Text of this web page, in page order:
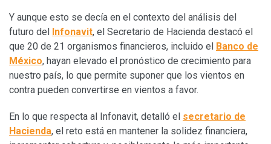
Y aunque esto se decía en el contexto del análisis del
futuro del Infonavit, el Secretario de Hacienda destacó el
que 20 de 21 organismos financieros, incluido el Banco de
México, hayan elevado el pronóstico de crecimiento para
nuestro país, lo que permite suponer que los vientos en
contra pueden convertirse en vientos a favor.
En lo que respecta al Infonavit, detalló el secretario de
Hacienda, el reto está en mantener la solidez financiera,